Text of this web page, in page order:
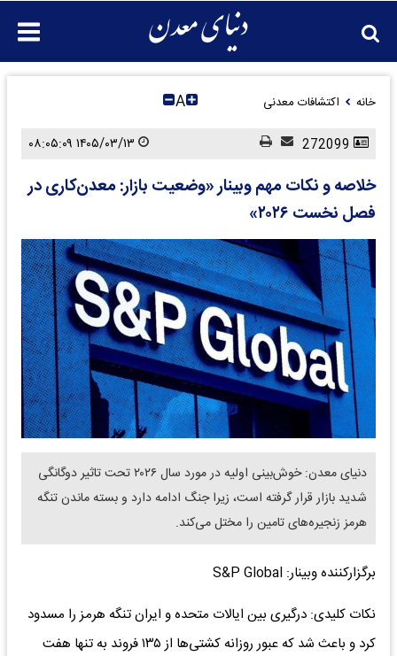
خانه اکتشافات معدنی A
خلاصه و نکات مهم وبینار «وضعیت بازار: معدن‌کاری در
فصل نخست ۲۰۲۶»
دنیای معدن: خوش‌بینی اولیه در مورد سال ۲۰۲۶ تحت تاثیر دوگانگی
شدید بازار قرار گرفته است، زیرا جنگ ادامه دارد و بسته ماندن تنگه
هرمز زنجیره‌های تامین را مختل می‌کند.
برگزارکننده وبینار: S&P Global
نکات کلیدی: درگیری بین ایالات متحده و ایران تنگه هرمز را مسدود
کرد و باعث شد که عبور روزانه کشتی‌ها از ۱۳۵ فروند به تنها هفت